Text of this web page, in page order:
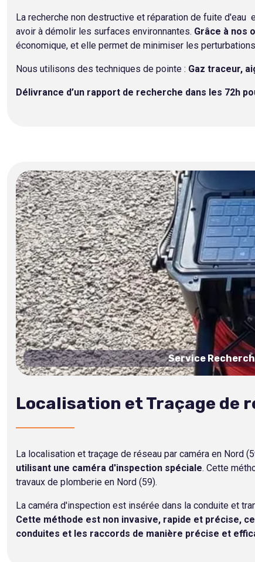
La recherche non destructive et réparation de fuite
avoir à démolir les surfaces environnantes. Grâce à nos
économique, et elle permet de minimiser les
Nous utilisons des techniques de pointe : Gaz traceur,
Délivrance d’un rapport de recherche dans les 72h
Service
Localisation et Traçage de
La localisation et traçage de réseau par caméra en Nord
utilisant une caméra d'inspection spéciale. Cette
travaux de plomberie en Nord (59).
La caméra d'inspection est insérée dans la conduite et
Cette méthode est non invasive, rapide et précise,
conduites et les raccords de manière précise et